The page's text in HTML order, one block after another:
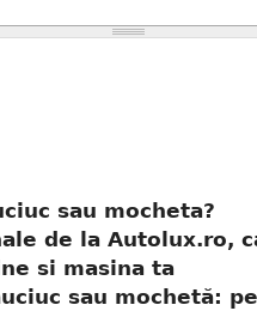
sau mocheta?
de la Autolux.ro,
si masina ta
sau mochetă: